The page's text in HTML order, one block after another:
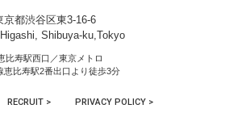
京都渋谷区東3-16-6
Shibuya-ku,Tokyo
比寿駅西口／東京メトロ
恵比寿駅2番出口より徒歩3分
RECRUIT > PRIVACY POLICY >